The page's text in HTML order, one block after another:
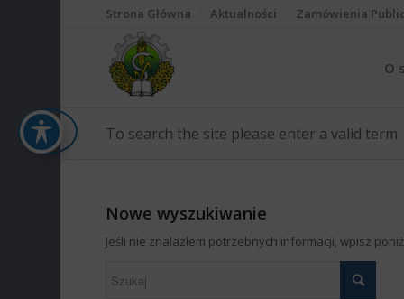
Strona Główna Aktualności Zamówienia
O
To search the site please enter a valid term
Nowe wyszukiwanie
Jeśli nie znalazłem potrzebnych informacji, wpisz